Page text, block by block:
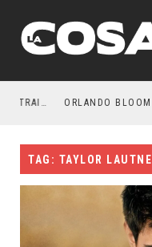
LA NOCHE DEL DEMONIO: ESTÁN ENTRE NOSOTROS – TRAILER FINAL ORLANDO BLOOM
TAG: TAYLOR